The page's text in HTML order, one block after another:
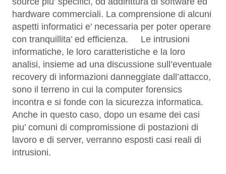
hardware commerciali. La comprensione di alcuni
aspetti informatici e’ necessaria per poter operare
con tranquillita’ ed efficienza. Le intrusioni
informatiche, le loro caratteristiche e la loro
analisi, insieme ad una discussione sull’eventuale
recovery di informazioni danneggiate dall’attacco,
sono il terreno in cui la computer forensics
incontra e si fonde con la sicurezza informatica.
Anche in questo caso, dopo un esame dei casi
piu’ comuni di compromissione di postazioni di
lavoro e di server, verranno esposti casi reali di
intrusioni.